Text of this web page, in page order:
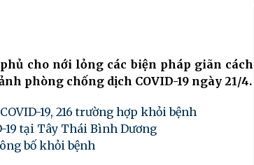
cho nới lỏng các biện pháp giãn cách
phòng chống dịch COVID-19 ngày 21/4.
19, 216 trường hợp khỏi bệnh
19 tại Tây Thái Bình Dương
bố khỏi bệnh